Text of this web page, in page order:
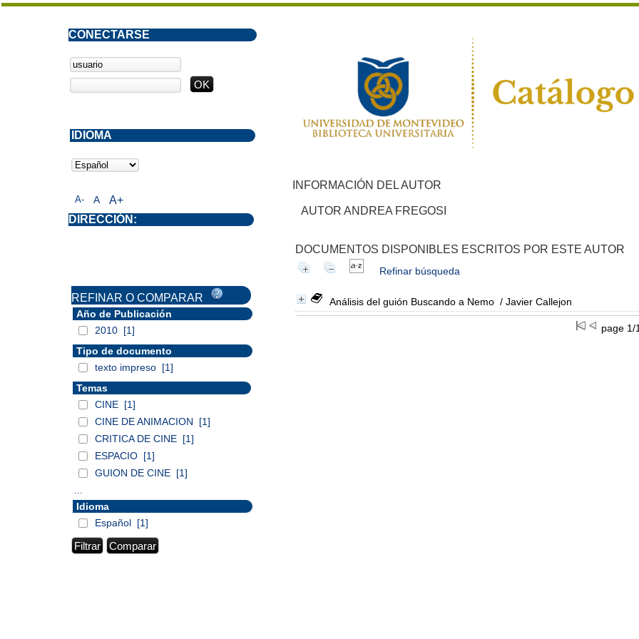
INFORMACIÓN DEL AUTOR
AUTOR ANDREA FREGOSI
DOCUMENTOS DISPONIBLES ESCRITOS POR ESTE AUTOR
Refinar búsqueda
Análisis del guión Buscando a Nemo / Javier Callejon
page
A- A A+
CONECTARSE
DIRECCIÓN:
IDIOMA
REFINAR O COMPARAR
Año de Publicación
2010 [1]
Tipo de documento
texto impreso [1]
Temas
CINE [1]
CINE DE ANIMACION
[1]
CRITICA DE CINE [1]
ESPACIO [1]
GUION DE CINE [1]
Idioma
Español [1]